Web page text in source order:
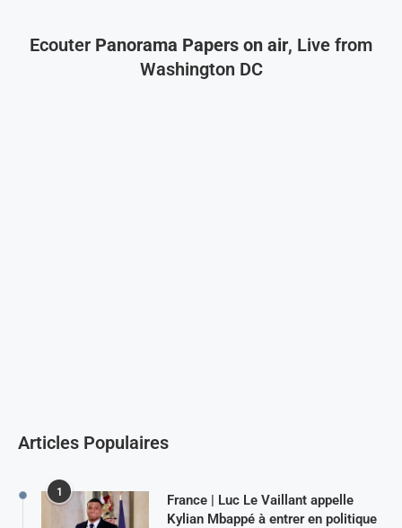
Ecouter Panorama Papers on air, Live from
Washington DC
Articles Populaires
1
France | Luc Le Vaillant appelle
Kylian Mbappé à entrer en politique